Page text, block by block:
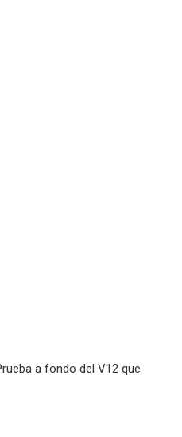
a fondo del V12 que